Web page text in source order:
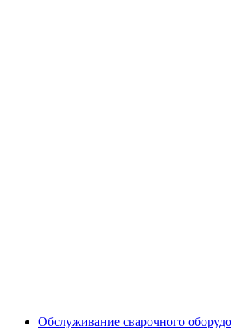
Обслуживание сварочного